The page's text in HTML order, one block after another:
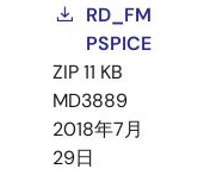
RD_FM
PSPICE
ZIP11 KB
MD3889
2018年7月
29日